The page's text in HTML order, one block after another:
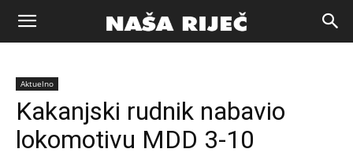
Naša
riječ
Aktuelno
Kakanjski rudnik nabavio
lokomotivu MDD 3-10